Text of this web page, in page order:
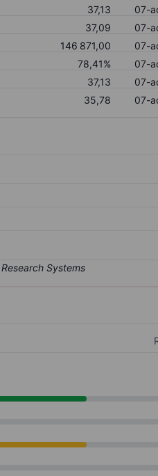
37,13
07-
37,09
07-
146 871,00
07-
78,41%
07-
37,13
07-
35,78 07-